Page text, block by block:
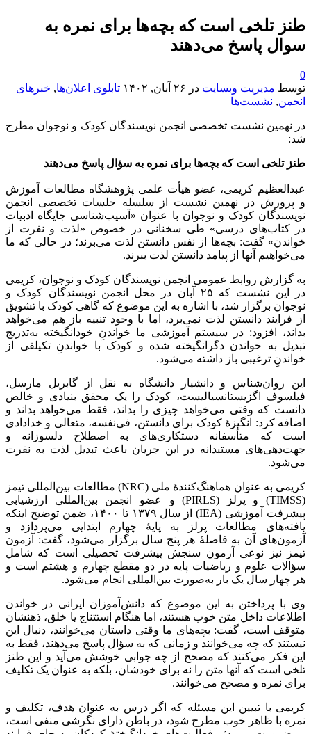
طنز تلخی است که بچه‌ها برای نمره به
سوال پاسخ می‌دهند
0
توسط مدیریت وبسایت در ۲۶ آبان, ۱۴۰۲ تابلوی اعلان‌ها, خبرهای
انجمن, نشست‌ها
در نهمین نشست تخصصی انجمن نویسندگان کودک و نوجوان مطرح
شد:
طنز تلخی است که بچه‌ها برای نمره به سؤال پاسخ می‌دهند
عبدالعظیم کریمی، عضو هیأت علمی پژوهشگاه مطالعات آموزش
و پرورش در نهمین نشست از سلسله جلسات تخصصی انجمن
نویسندگان کودک و نوجوان با عنوان «آسیب‌شناسی جایگاه ادبیات
در کتاب‌های درسی» طی سخنانی در خصوص «لذت و نفرت از
خواندن» گفت: بچه‌ها از نفس دانستن لذت می‌برند؛ در حالی که ما
می‌خواهیم آنها از پیامد دانستن لذت ببرند.
به گزارش روابط عمومی انجمن نویسندگان کودک و نوجوان، کریمی
در این نشست که ۲۵ آبان در محل انجمن نویسندگان کودک و
نوجوان برگزار شد، با اشاره به این موضوع که گاهی کودک با تشویق
از فرایند دانستن لذت نمی‌برد، اما با وجود تنبیه باز هم می‌خواهد
بداند، افزود: در سیستم آموزشی ما خواندنِ خودانگیخته به‌تدریج
تبدیل به خواندن دگرانگیخته شده و کودک با خواندنِ تکیلفی از
خواندنِ ترغیبی باز داشته می‌شود.
این روان‌شناس و دانشیار دانشگاه به نقل از گابریل مارسل،
فیلسوف اگزیستانسیالیست، کودک را یک محقق بنیادی و خالص
دانست که وقتی می‌خواهد چیزی را بداند، فقط می‌خواهد بداند و
اضافه کرد: انگیزۀ کودک برای دانستن، فی‌نفسه، متعالی و خدادادی
است که متأسفانه دستکاری‌های به اصطلاح دلسوزانه و
جهت‌دهی‌های مستبدانه در این جریان باعث تبدیل لذت به نفرت
می‌شود.
کریمی به عنوان هماهنگ‌کنندۀ ملی (NRC) مطالعات بین‌المللی تیمز
(TIMSS) و پرلز (PIRLS) و عضو انجمن بین‌المللی ارزشیابی
پیشرفت آموزشی (IEA) از سال ۱۳۷۹ تا ۱۴۰۰، ضمن توضیح اینکه
یافته‌های مطالعات پرلز به پایهٔ چهارم ابتدایی می‌پردازد و
آزمون‌های آن به فاصلۀ هر پنج سال برگزار می‌شود، گفت: آزمون
تیمز نیز نوعی آزمون سنجش پیشرفت تحصیلی است که شامل
سؤالات علوم و ریاضیات پایه در دو مقطع چهارم و هشتم است و
هر چهار سال یک بار به‌صورت بین‌المللی انجام می‌شود.
وی با پرداختن به این موضوع که دانش‌آموزان ایرانی در خواندن
اطلاعات داخل متن خوب هستند، اما هنگام استتناج یا خلق، ذهنشان
متوقف است، گفت: بچه‌های ما وقتی داستان می‌خوانند، دنبال این
نیستند که چه می‌خوانند و زمانی که به سؤال پاسخ می‌دهند، فقط به
این فکر می‌کنند که مصحح از چه جوابی خوشش می‌آید و این طنز
تلخی است که آنها متن را نه برای خودشان، بلکه به عنوان یک تکلیف
برای نمره و مصحح می‌خوانند.
کریمی با تبیین این مسئله که اگر درس به عنوان هدف، تکلیف و
نمره با ظاهر خوب مطرح شود، در باطن دارای نگرشی منفی است،